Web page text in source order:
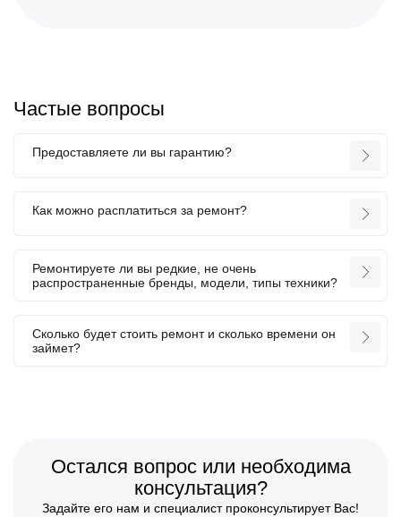
Частые вопросы
Предоставляете ли вы гарантию?
Как можно расплатиться за ремонт?
Ремонтируете ли вы редкие, не очень
распространенные бренды, модели, типы техники?
Сколько будет стоить ремонт и сколько времени он
займет?
Остался вопрос или необходима
консультация?
Задайте его нам и специалист проконсультирует Вас!